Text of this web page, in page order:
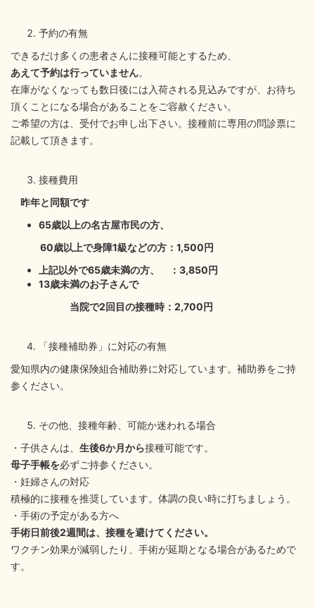
予約の有無
できるだけ多くの患者さんに接種可能とするため、
あえて予約は行っていません。
在庫がなくなっても数日後には入荷される見込みですが、お待ち
頂くことになる場合があることをご容赦ください。
ご希望の方は、受付でお申し出下さい。接種前に専用の問診票に
記載して頂きます。
接種費用
昨年と同額です
65歳以上の名古屋市民の方、
60歳以上で身障1級などの方： 1,500円
上記以外で65歳未満の方、 ： 3,850円
13歳未満のお子さんで
当院で2回目の接種時： 2,700円
「接種補助券」に対応の有無
愛知県内の健康保険組合補助券に対応しています。補助券をご持
参ください。
その他、接種年齢、可能か迷われる場合
・子供さんは、 生後6か月から接種可能です。
母子手帳を必ずご持参ください。
・妊婦さんの対応
積極的に接種を推奨しています。体調の良い時に打ちましょう。
・手術の予定がある方へ
手術日前後2週間は、接種を避けてください。
ワクチン効果が減弱したり、手術が延期となる場合があるためで
す。